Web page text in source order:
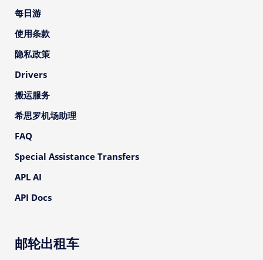
每日游
使用条款
隐私政策
Drivers
搬运服务
希思罗机场助理
FAQ
Special Assistance Transfers
APL AI
API Docs
邮轮出租车